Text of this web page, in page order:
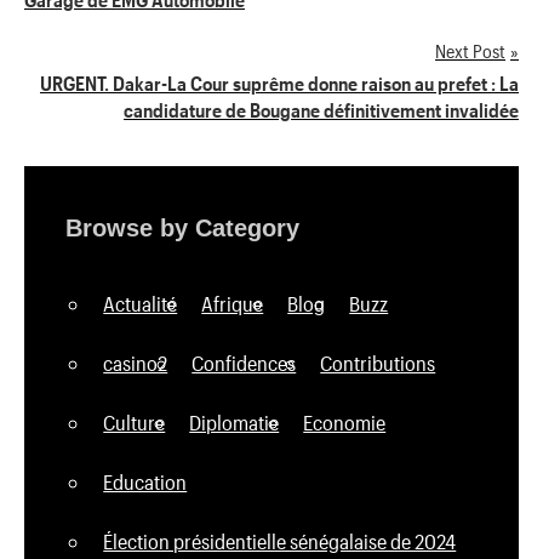
de
Next Post
URGENT. Dakar-La Cour suprême donne raison au prefet : La
candidature de Bougane définitivement invalidée
Browse by Category
Actualité Afrique Blog Buzz
casino2 Confidences Contributions
Culture Diplomatie Economie
Education
Élection présidentielle sénégalaise de 2024